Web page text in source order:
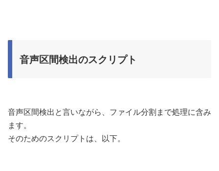
音声区間検出のスクリプト
音声区間検出と言いながら、ファイル分割まで処理に含み
ます。
そのためのスクリプトは、以下。